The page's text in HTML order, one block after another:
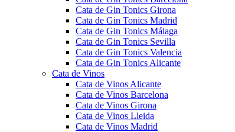
Cata de Gin Tonics Girona
Cata de Gin Tonics Madrid
Cata de Gin Tonics Málaga
Cata de Gin Tonics Sevilla
Cata de Gin Tonics Valencia
Cata de Gin Tonics Alicante
Cata de Vinos
Cata de Vinos Alicante
Cata de Vinos Barcelona
Cata de Vinos Girona
Cata de Vinos Lleida
Cata de Vinos Madrid